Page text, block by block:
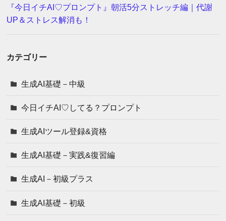
『今日イチAI♡プロンプト』朝活5分ストレッチ編｜代謝
UP＆ストレス解消も！
カテゴリー
生成AI基礎－中級
今日イチAI♡してる？プロンプト
生成AIツール登録&資格
生成AI基礎－実践&復習編
生成AI－初級プラス
生成AI基礎－初級